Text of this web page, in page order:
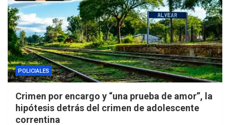
POLICIALES
Crimen por encargo y “una prueba de amor”, la
hipótesis detrás del crimen de adolescente
correntina